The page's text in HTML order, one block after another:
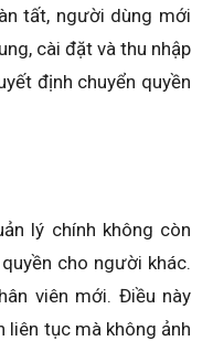
tất, người dùng mới
cài đặt và thu nhập
định chuyển quyền
lý chính không còn
cho người khác.
viên mới. Điều này
liên tục mà không ảnh